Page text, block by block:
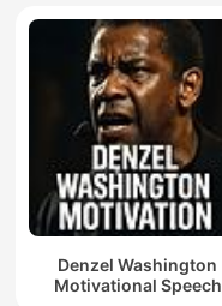
Denzel Washington
Motivational Speech